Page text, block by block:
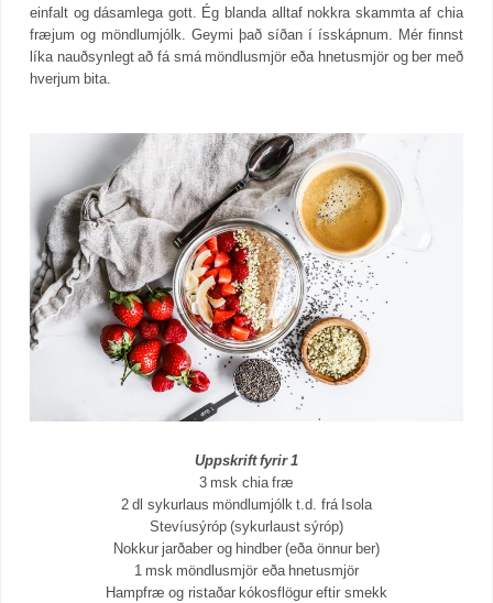
einfalt og dásamlega gott. Ég blanda alltaf nokkra skammta af chia
fræjum og möndlumjólk. Geymi það síðan í ísskápnum. Mér finnst
líka nauðsynlegt að fá smá möndlusmjör eða hnetusmjör og ber með
hverjum bita.
Uppskrift fyrir 1
3 msk chia fræ
2 dl sykurlaus möndlumjólk t.d. frá Isola
Stevíusýróp (sykurlaust sýróp)
Nokkur jarðaber og hindber (eða önnur ber)
1 msk möndlusmjör eða hnetusmjör
Hampfræ og ristaðar kókosflögur eftir smekk